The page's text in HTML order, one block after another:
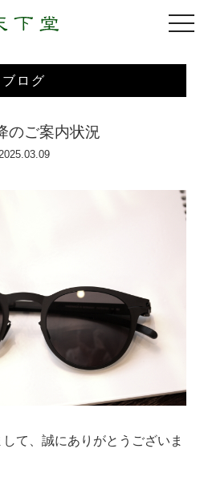
ブログ
のご案内状況
て、誠にありがとうございま